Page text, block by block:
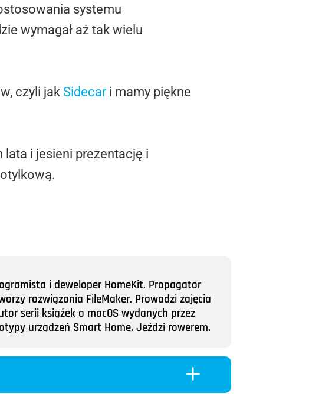
systemu
wymagał aż tak wielu
czyli jak Sidecari mamy piękne
lata i jesieni prezentację i
i deweloper HomeKit. Propagator
rozwiązania FileMaker. Prowadzi zajęcia
serii książek o macOS wydanych przez
urządzeń Smart Home. Jeździ rowerem.
L